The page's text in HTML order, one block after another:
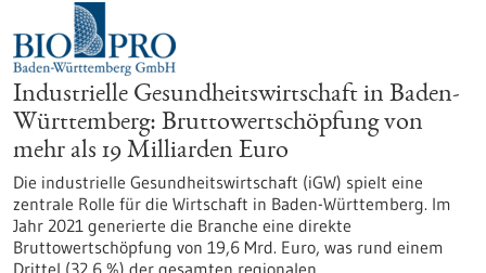
Industrielle Gesundheitswirtschaft in Baden-
Württemberg: Bruttowertschöpfung von
mehr als 19 Milliarden Euro
Die industrielle Gesundheitswirtschaft (iGW) spielt eine
zentrale Rolle für die Wirtschaft in Baden-Württemberg. Im
Jahr 2021 generierte die Branche eine direkte
Bruttowertschöpfung von 19,6 Mrd. Euro, was rund einem
Drittel (32,6 %) der gesamten regionalen